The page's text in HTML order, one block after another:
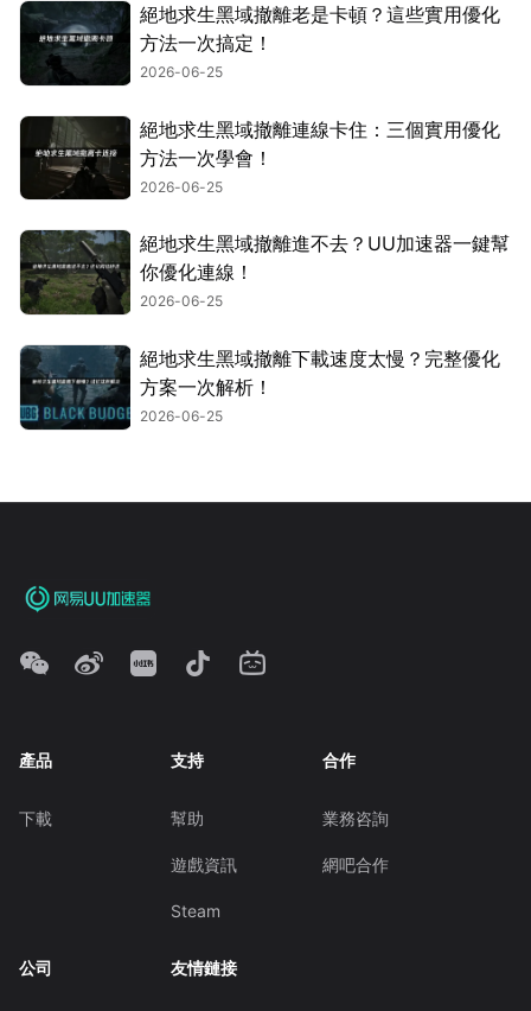
絕地求生黑域撤離老是卡頓？這些實用優化
方法一次搞定！
2026-06-25
絕地求生黑域撤離連線卡住：三個實用優化
方法一次學會！
2026-06-25
絕地求生黑域撤離進不去？UU加速器一鍵幫
你優化連線！
2026-06-25
絕地求生黑域撤離下載速度太慢？完整優化
方案一次解析！
2026-06-25
產品
下載
支持
幫助
遊戲資訊
Steam
合作
業務咨詢
網吧合作
公司 友情鏈接